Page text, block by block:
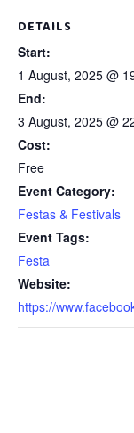
DETAILS
Start:
1 August, 2025 @
End:
3 August, 2025 @
Cost:
Free
Event Category:
Festas & Festivals
Event Tags:
Festa
Website:
https://